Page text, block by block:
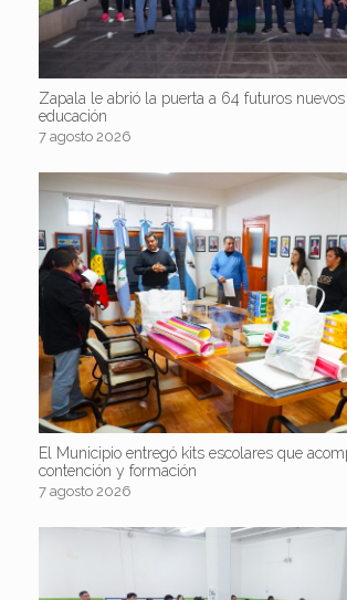
Zapala le abrió la puerta a 64 futuros
educación
7 agosto 2026
El Municipio entregó kits escolares que
contención y formación
7 agosto 2026